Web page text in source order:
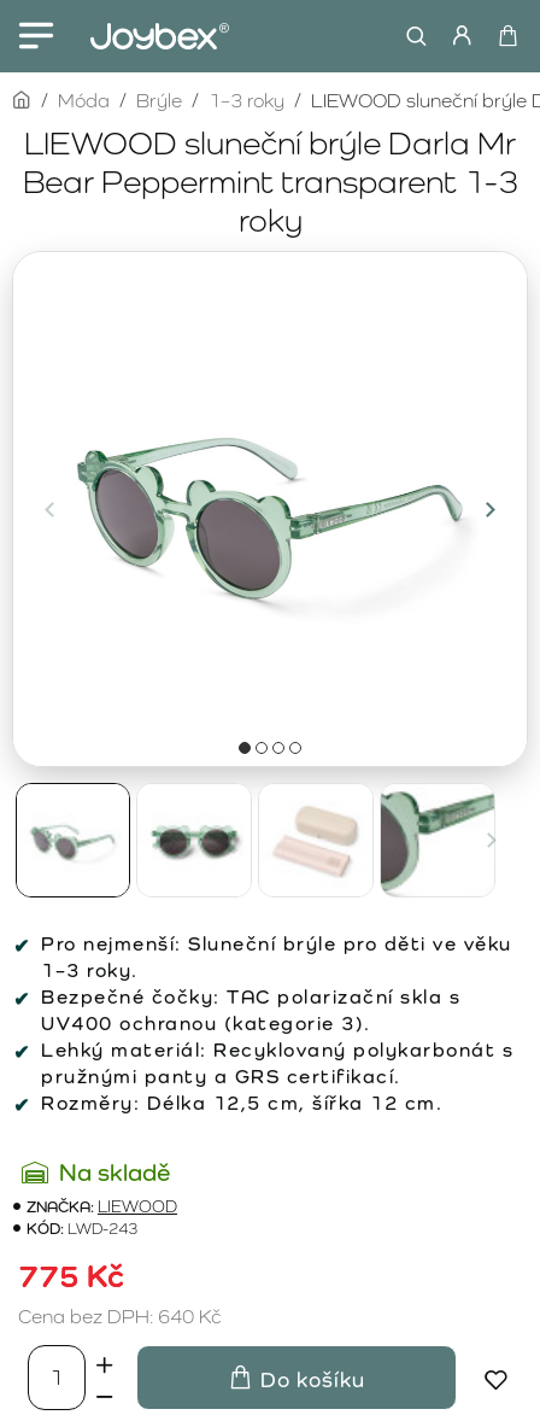
LIEWOOD sluneční brýle Darla Mr
Bear Peppermint transparent 1-3
roky
homeMóda Brýle 1–3 roky LIEWOOD sluneční
Pro nejmenší: Sluneční brýle pro děti ve věku
1–3 roky.
Bezpečné čočky: TAC polarizační skla s
UV400 ochranou (kategorie 3).
Lehký materiál: Recyklovaný polykarbonát s
pružnými panty a GRS certifikací.
Rozměry: Délka 12,5 cm, šířka 12 cm.
Na skladě
ZNAČKA: LIEWOOD
KÓD: LWD-243
775 Kč
Cena bez DPH: 640 Kč
Do košíku